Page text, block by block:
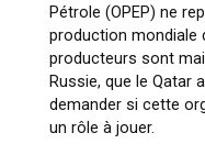
Pétrole (OPEP) ne
production mondiale
producteurs sont
Russie, que le Qatar
demander si cette
un rôle à jouer.